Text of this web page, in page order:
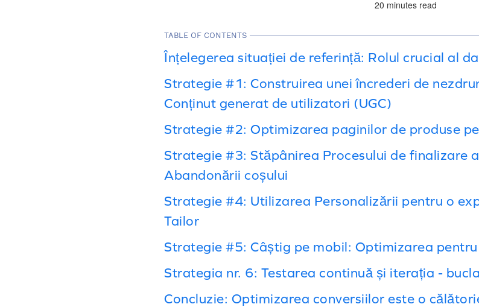
20 minutes read
TABLE OF CONTENTS
Înțelegerea situației de referință: Rolul crucial al
Strategie #1: Construirea unei încrederi de
Conținut generat de utilizatori (UGC)
Strategie #2: Optimizarea paginilor de produse
Strategie #3: Stăpânirea Procesului de finalizare
Abandonării coșului
Strategie #4: Utilizarea Personalizării pentru o
Tailor
Strategie #5: Câștig pe mobil: Optimizarea
Strategia nr. 6: Testarea continuă și iterația -
Concluzie: Optimizarea conversiilor este o